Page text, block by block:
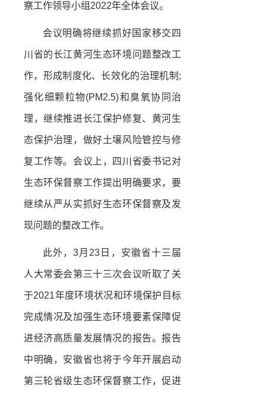
察工作领导小组2022年全体会议。
会议明确将继续抓好国家移交四
川省的长江黄河生态环境问题整改工
作，形成制度化、长效化的治理机制;
强化细颗粒物(PM2.5)和臭氧协同治
理，继续推进长江保护修复、黄河生
态保护治理，做好土壤风险管控与修
复工作等。会议上，四川省委书记对
生态环保督察工作提出明确要求，要
继续从严从实抓好生态环保督察及发
现问题的整改工作。
此外，3月23日，安徽省十三届
人大常委会第三十三次会议听取了关
于2021年度环境状况和环境保护目标
完成情况及加强生态环境要素保障促
进经济高质量发展情况的报告。报告
中明确，安徽省也将于今年开展启动
第三轮省级生态环保督察工作，促进